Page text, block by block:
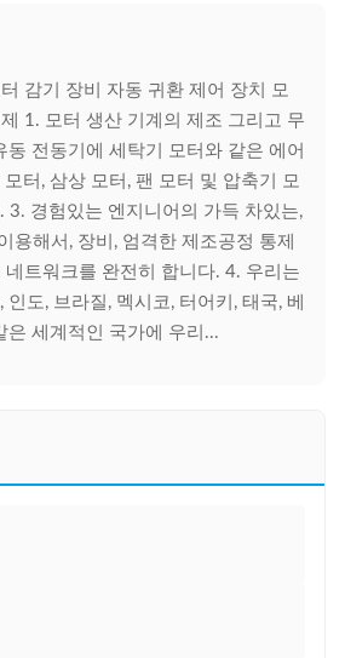
감기 장비 자동 귀환 제어 장치 모
1. 모터 생산 기계의 제조 그리고 무
동 전동기에 세탁기 모터와 같은 에어
터, 삼상 모터, 팬 모터 및 압축기 모
3. 경험있는 엔지니어의 가득 차있는,
용해서, 장비, 엄격한 제조공정 통제
네트워크를 완전히 합니다. 4. 우리는
도, 브라질, 멕시코, 터어키, 태국, 베
은 세계적인 국가에 우리...